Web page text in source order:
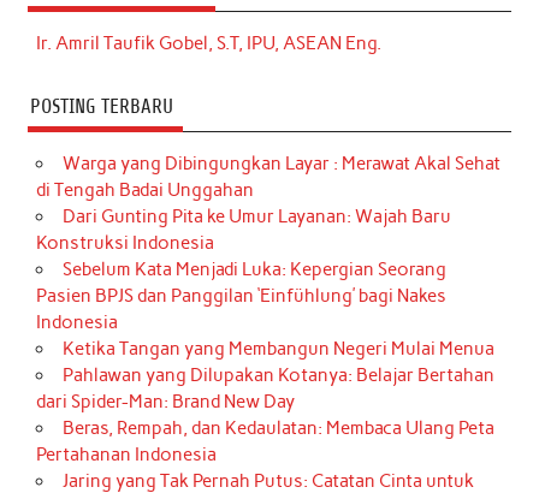
Ir. Amril Taufik Gobel, S.T, IPU, ASEAN Eng.
POSTING TERBARU
Warga yang Dibingungkan Layar : Merawat Akal Sehat
di Tengah Badai Unggahan
Dari Gunting Pita ke Umur Layanan: Wajah Baru
Konstruksi Indonesia
Sebelum Kata Menjadi Luka: Kepergian Seorang
Pasien BPJS dan Panggilan ‘Einfühlung’ bagi Nakes
Indonesia
Ketika Tangan yang Membangun Negeri Mulai Menua
Pahlawan yang Dilupakan Kotanya: Belajar Bertahan
dari Spider-Man: Brand New Day
Beras, Rempah, dan Kedaulatan: Membaca Ulang Peta
Pertahanan Indonesia
Jaring yang Tak Pernah Putus: Catatan Cinta untuk